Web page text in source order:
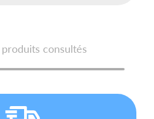
consultés